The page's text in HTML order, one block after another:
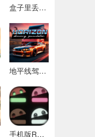
盒子里丢失的碎片 安卓下载
地平线驾驶模拟器 最新版
手机版REPO 安卓版